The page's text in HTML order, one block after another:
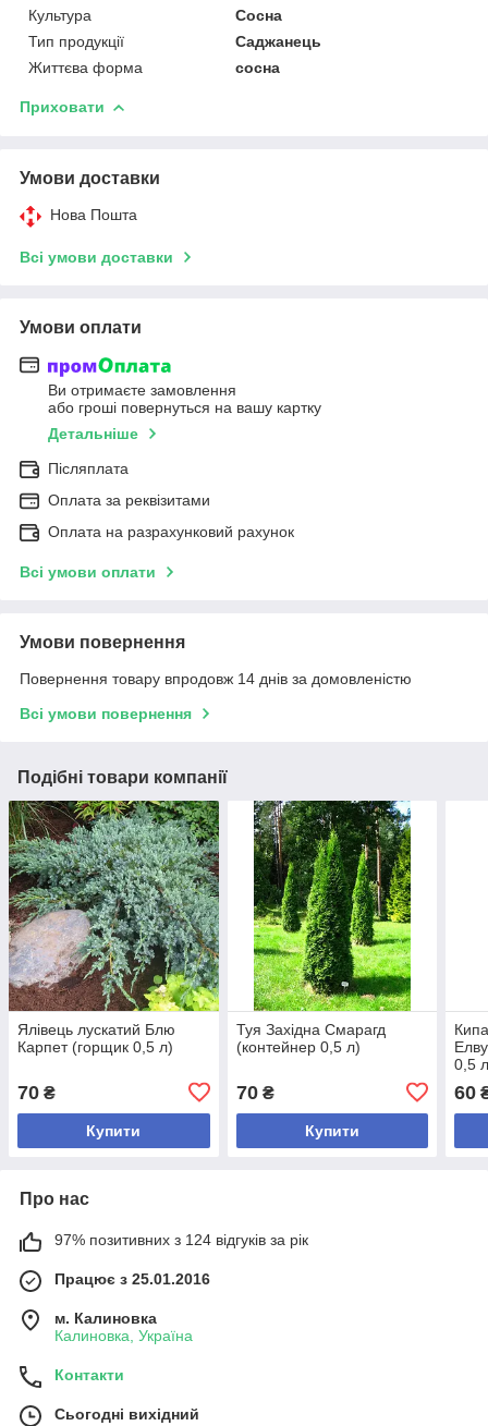
Культура
Сосна
Тип продукції
Саджанець
Життєва форма
сосна
Приховати
Умови доставки
Нова Пошта
Всі умови доставки
Умови оплати
Ви отримаєте замовлення
або гроші повернуться на вашу картку
Детальніше
Післяплата
Оплата за реквізитами
Оплата на разрахунковий рахунок
Всі умови оплати
Умови повернення
Повернення товару впродовж 14 днів за домовленістю
Всі умови повернення
Подібні товари компанії
Ялівець лускатий Блю
Карпет (горщик 0,5 л)
70 ₴
Купити
Туя Західна Смарагд
(контейнер 0,5 л)
70₴
Купити
0,5
60
Про нас
97% позитивних з 124 відгуків за рік
Працює з 25.01.2016
м. Калиновка
Калиновка, Україна
Контакти
Сьогодні вихідний